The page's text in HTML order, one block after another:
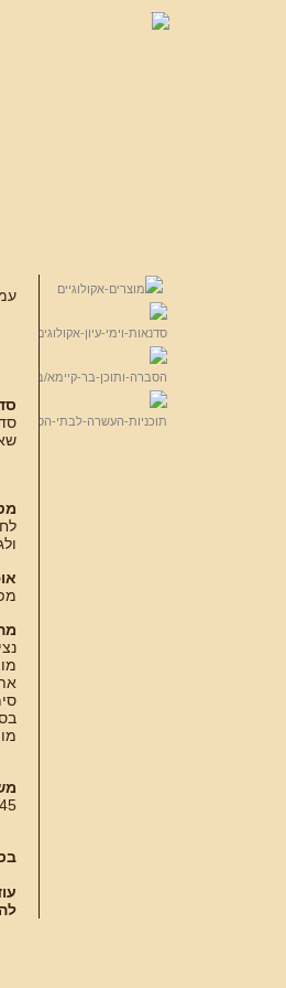
45 דקות